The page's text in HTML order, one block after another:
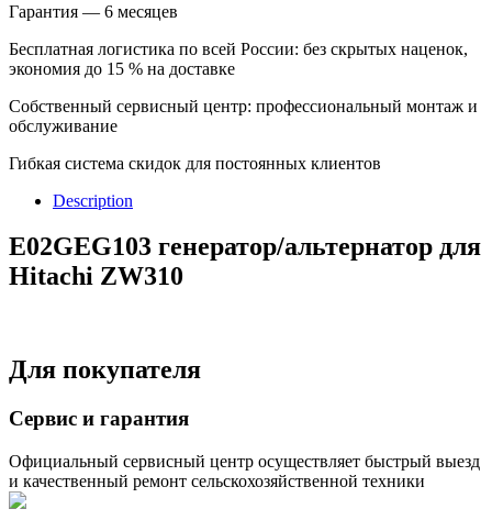
Гарантия — 6 месяцев
Бесплатная логистика по всей России: без скрытых наценок,
экономия до 15 % на доставке
Собственный сервисный центр: профессиональный монтаж и
обслуживание
Гибкая система скидок для постоянных клиентов
Description
E02GEG103 генератор/альтернатор для
Hitachi ZW310
Для покупателя
Сервис и гарантия
Официальный сервисный центр осуществляет быстрый выезд
и качественный ремонт сельскохозяйственной техники